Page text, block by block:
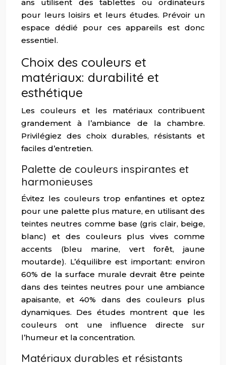
ans utilisent des tablettes ou ordinateurs
pour leurs loisirs et leurs études. Prévoir un
espace dédié pour ces appareils est donc
essentiel.
Choix des couleurs et
matériaux: durabilité et
esthétique
Les couleurs et les matériaux contribuent
grandement à l’ambiance de la chambre.
Privilégiez des choix durables, résistants et
faciles d’entretien.
Palette de couleurs inspirantes et
harmonieuses
Évitez les couleurs trop enfantines et optez
pour une palette plus mature, en utilisant des
teintes neutres comme base (gris clair, beige,
blanc) et des couleurs plus vives comme
accents (bleu marine, vert forêt, jaune
moutarde). L’équilibre est important: environ
60% de la surface murale devrait être peinte
dans des teintes neutres pour une ambiance
apaisante, et 40% dans des couleurs plus
dynamiques. Des études montrent que les
couleurs ont une influence directe sur
l’humeur et la concentration.
Matériaux durables et résistants